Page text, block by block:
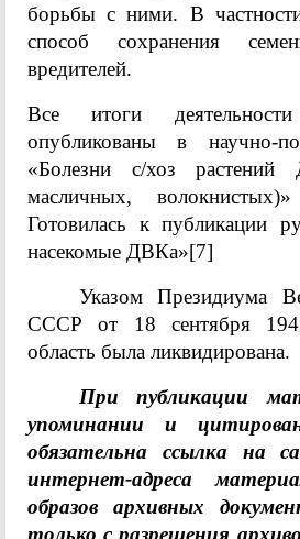
борьбы с ними. В
способ сохранения
вредителей.
Все итоги
опубликованы в научно-
«Болезни с/хоз растений
масличных,
Готовилась к публикации
насекомые ДВКа»[7]
Указом Президиума
СССР от 18 сентября
область была ликвидирована.
При публикации
упоминании и
обязательна ссылка на
интернет-адреса
образов архивных
только с разрешения